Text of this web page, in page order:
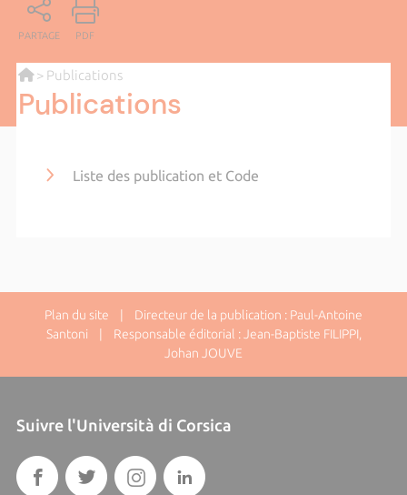
PARTAGE PDF
> Publications
Publications
Liste des publication et Code
Plan du site | Directeur de la publication : Paul-Antoine
Santoni | Responsable éditorial : Jean-Baptiste FILIPPI,
Johan JOUVE
Suivre l'Università di Corsica